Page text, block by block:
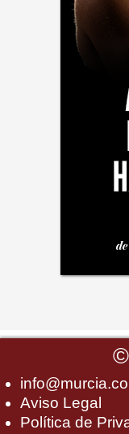
©
Aviso Legal
Política de